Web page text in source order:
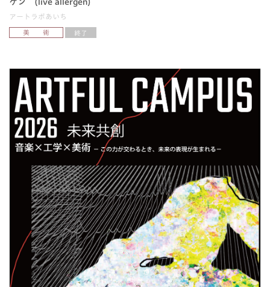
ゲン (live allergen)
アートラボあいち
美 術 終了